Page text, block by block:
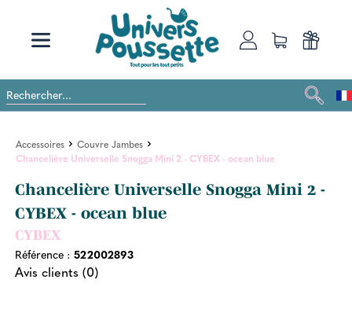
Accessoires
Couvre Jambes
Chancelière Universelle Snogga Mini 2 - CYBEX - ocean blue
Chancelière Universelle Snogga Mini 2 -
CYBEX - ocean blue
CYBEX
Référence : 522002893
Avis clients (0)